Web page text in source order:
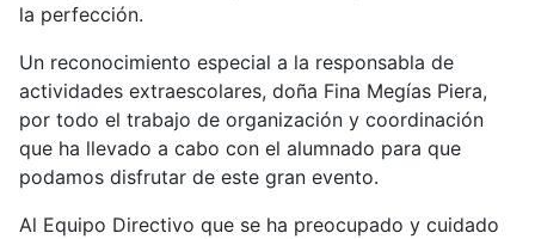
la perfección.
Un reconocimiento especial a la responsabla de
actividades extraescolares, doña Fina Megías Piera,
por todo el trabajo de organización y coordinación
que ha llevado a cabo con el alumnado para que
podamos disfrutar de este gran evento.
Al Equipo Directivo que se ha preocupado y cuidado